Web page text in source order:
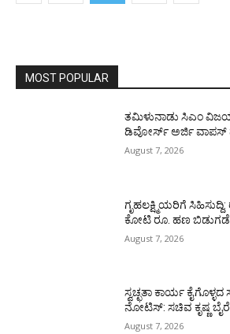
MOST POPULAR
ತಮಿಳುನಾಡು ಸಿಎಂ ವಿಜಯ್‌
ಡಿವೋರ್ಸ್‌ ಅರ್ಜಿ ವಾಪಸ್‌
August 7, 2026
ಗೃಹಲಕ್ಷ್ಮಿಯರಿಗೆ ಸಿಹಿಸುದ್ದಿ:
ಕೋಟಿ ರೂ. ಹಣ ಬಿಡುಗಡೆ
August 7, 2026
ಸ್ವಚ್ಛತಾ ಕಾರ್ಯ
ನೋಟಿಸ್: ಸಚಿವ ಕೃಷ್ಣ
August 7, 2026